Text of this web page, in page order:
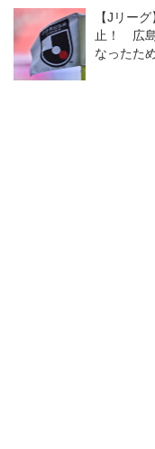
【Jリー
止！ 広島
なったた